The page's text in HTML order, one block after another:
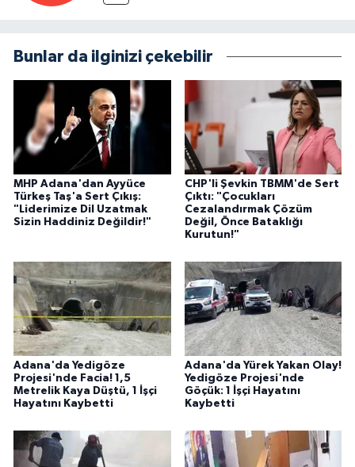
Bunlar da ilginizi çekebilir
MHP Adana'dan Ayyüce
Türkeş Taş'a Sert Çıkış:
"Liderimize Dil Uzatmak
Sizin Haddiniz Değildir!"
CHP'li Şevkin TBMM'de Sert
Çıktı: "Çocukları
Cezalandırmak Çözüm
Değil, Önce Bataklığı
Kurutun!"
Adana'da Yedigöze
Projesi'nde Facia! 1,5
Metrelik Kaya Düştü, 1 İşçi
Hayatını Kaybetti
Adana'da Yürek Yakan Olay!
Yedigöze Projesi'nde
Göçük: 1 İşçi Hayatını
Kaybetti